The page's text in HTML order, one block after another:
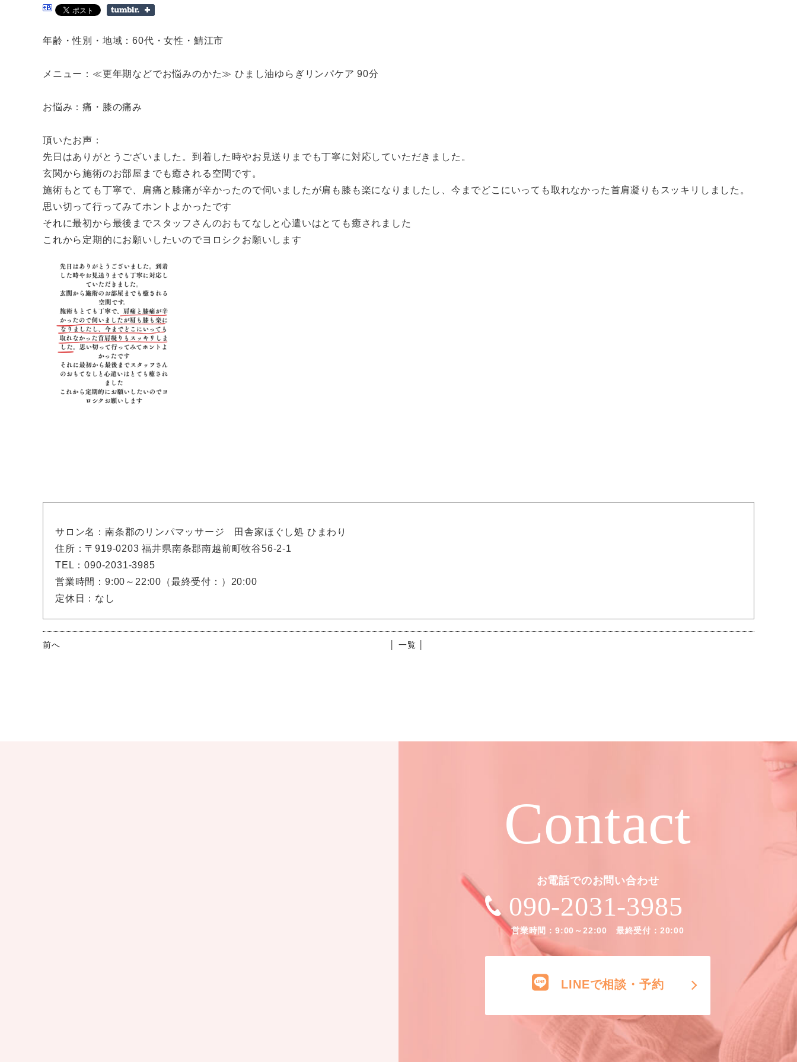
年齢・性別・地域：60代・女性・鯖江市
メニュー：≪更年期などでお悩みのかた≫ ひまし油ゆらぎリンパケア 90分
お悩み：痛・膝の痛み
頂いたお声：
先日はありがとうございました。到着した時やお見送りまでも丁寧に対応していただきました。
玄関から施術のお部屋までも癒される空間です。
施術もとても丁寧で、肩痛と膝痛が辛かったので伺いましたが肩も膝も楽になりましたし、今までどこにいっても取れなかった首肩凝りもスッキリしました。
思い切って行ってみてホントよかったです
それに最初から最後までスタッフさんのおもてなしと心遣いはとても癒されました
これから定期的にお願いしたいのでヨロシクお願いします
サロン名：南条郡のリンパマッサージ 田舎家ほぐし処 ひまわり
住所：〒919-0203 福井県南条郡南越前町牧谷56-2-1
TEL：090-2031-3985
営業時間：9:00～22:00（最終受付：）20:00
定休日：なし
前へ │ 一覧 │
Contact
お電話でのお問い合わせ
090-2031-3985
営業時間：9:00～22:00 最終受付：20:00
LINEで相談・予約